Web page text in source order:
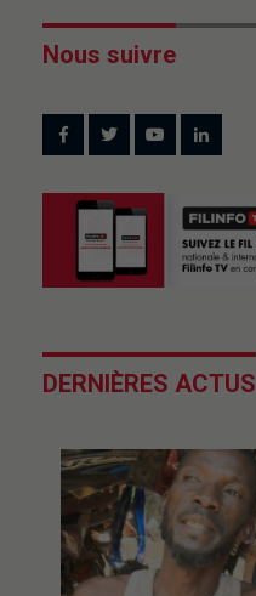
Nous suivre
DERNIÈRES ACTUS